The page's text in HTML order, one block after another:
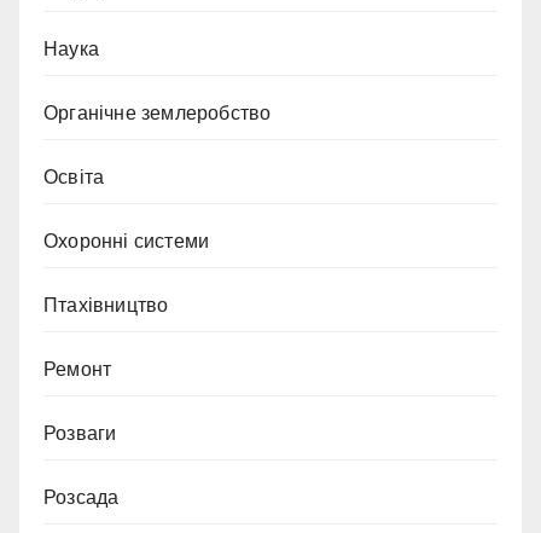
Наука
Органічне землеробство
Освіта
Охоронні системи
Птахівництво
Ремонт
Розваги
Розсада